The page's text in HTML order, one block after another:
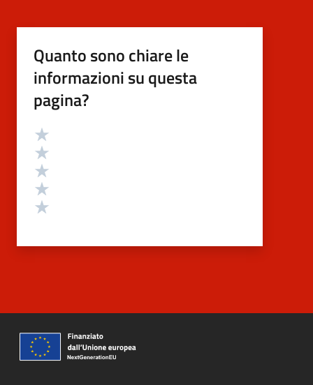
Quanto sono chiare le
informazioni su questa
pagina?
Valutazione